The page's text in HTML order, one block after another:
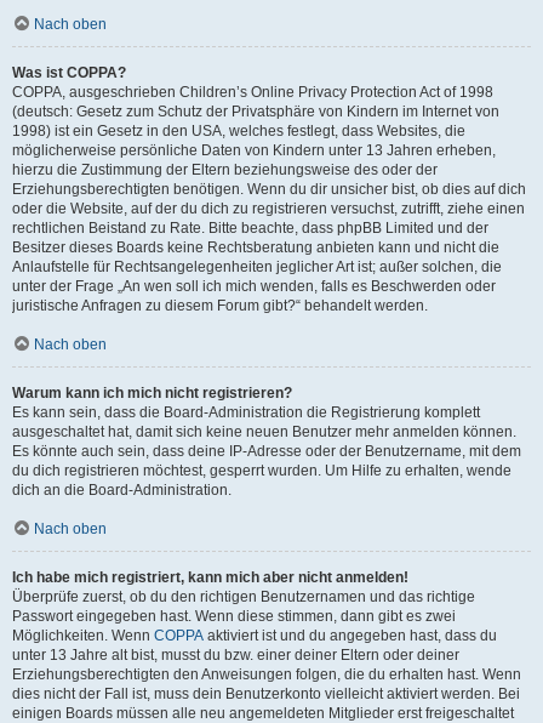
Nach oben
Was ist COPPA?
COPPA, ausgeschrieben Children’s Online Privacy Protection Act of 1998
(deutsch: Gesetz zum Schutz der Privatsphäre von Kindern im Internet von
1998) ist ein Gesetz in den USA, welches festlegt, dass Websites, die
möglicherweise persönliche Daten von Kindern unter 13 Jahren erheben,
hierzu die Zustimmung der Eltern beziehungsweise des oder der
Erziehungsberechtigten benötigen. Wenn du dir unsicher bist, ob dies auf dich
oder die Website, auf der du dich zu registrieren versuchst, zutrifft, ziehe einen
rechtlichen Beistand zu Rate. Bitte beachte, dass phpBB Limited und der
Besitzer dieses Boards keine Rechtsberatung anbieten kann und nicht die
Anlaufstelle für Rechtsangelegenheiten jeglicher Art ist; außer solchen, die
unter der Frage „An wen soll ich mich wenden, falls es Beschwerden oder
juristische Anfragen zu diesem Forum gibt?“ behandelt werden.
Nach oben
Warum kann ich mich nicht registrieren?
Es kann sein, dass die Board-Administration die Registrierung komplett
ausgeschaltet hat, damit sich keine neuen Benutzer mehr anmelden können.
Es könnte auch sein, dass deine IP-Adresse oder der Benutzername, mit dem
du dich registrieren möchtest, gesperrt wurden. Um Hilfe zu erhalten, wende
dich an die Board-Administration.
Nach oben
Ich habe mich registriert, kann mich aber nicht anmelden!
Überprüfe zuerst, ob du den richtigen Benutzernamen und das richtige
Passwort eingegeben hast. Wenn diese stimmen, dann gibt es zwei
Möglichkeiten. Wenn COPPA aktiviert ist und du angegeben hast, dass du
unter 13 Jahre alt bist, musst du bzw. einer deiner Eltern oder deiner
Erziehungsberechtigten den Anweisungen folgen, die du erhalten hast. Wenn
dies nicht der Fall ist, muss dein Benutzerkonto vielleicht aktiviert werden. Bei
einigen Boards müssen alle neu angemeldeten Mitglieder erst freigeschaltet